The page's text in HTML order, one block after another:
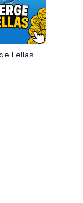
Fellas